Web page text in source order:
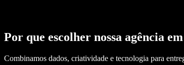
Por que escolher nossa agência em
Combinamos dados, criatividade e tecnologia para